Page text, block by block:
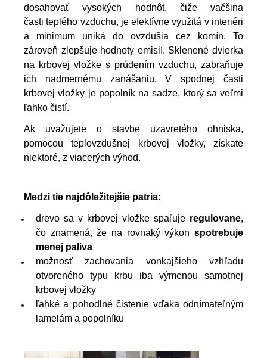
dosahovať vysokých hodnôt, čiže vačšina
častiteplého vzduchu, je efektívne využitá v interiéri
a minimum uniká do ovzdušia cez komín. To
zároveň zlepšuje hodnoty emisií. Sklenené dvierka
na krbovej vložke s prúdením vzduchu, zabraňuje
ich nadmernému zanášaniu. V spodnej časti
krbovej vložky je popolník na sadze, ktorý sa veľmi
ľahko čistí.
Ak uvažujete o stavbe uzavretého ohniska,
pomocou teplovzdušnej krbovej vložky, získate
niektoré, z viacerých výhod.
Medzi tie najdôležitejšie patria:
drevo sa v krbovej vložke spaľuje regulovane,
čo znamená, že na rovnaký výkon spotrebuje
menej paliva
možnosť zachovania vonkajšieho vzhľadu
otvoreného typu krbu iba výmenou samotnej
krbovej vložky
ľahké a pohodlné čistenie vďaka odnímateľným
lamelám a popolníku